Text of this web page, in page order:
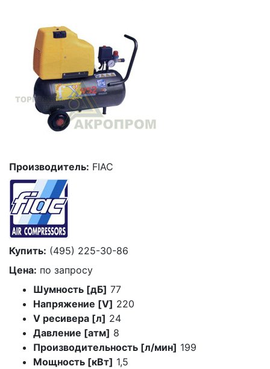
Производитель: FIAC
Купить: (495) 225-30-86
Цена: по запросу
Шумность [дБ] 77
Напряжение [V] 220
V ресивера [л] 24
Давление [атм] 8
Производительность [л/мин] 199
Мощность [кВт] 1,5